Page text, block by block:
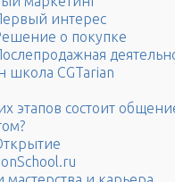
интерес
о покупке
школа CGTarian
этапов состоит